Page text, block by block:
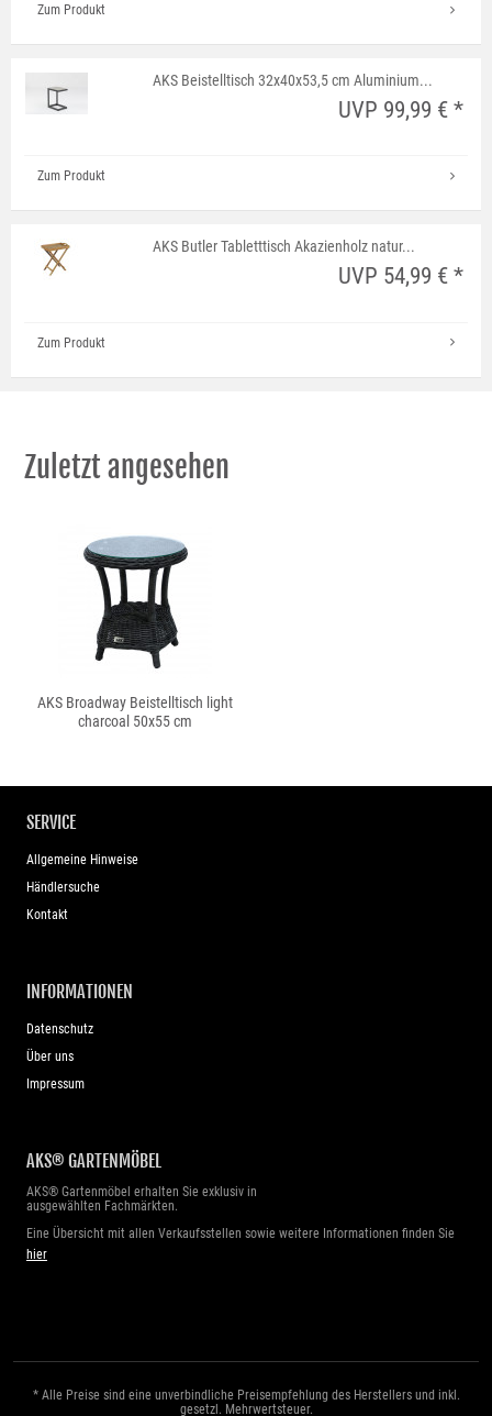
Zum Produkt
AKS Beistelltisch 32x40x53,5 cm Aluminium...
UVP 99,99 € *
Zum Produkt
AKS Butler Tabletttisch Akazienholz natur...
UVP 54,99 € *
Zum Produkt
Zuletzt angesehen
AKS Broadway Beistelltisch light
charcoal 50x55 cm
SERVICE
Allgemeine Hinweise
Händlersuche
Kontakt
INFORMATIONEN
Datenschutz
Über uns
Impressum
AKS® GARTENMÖBEL
AKS® Gartenmöbel erhalten Sie exklusiv in
ausgewählten Fachmärkten.
Eine Übersicht mit allen Verkaufsstellen sowie weitere Informationen finden Sie
hier
* Alle Preise sind eine unverbindliche Preisempfehlung des Herstellers und inkl.
gesetzl. Mehrwertsteuer.